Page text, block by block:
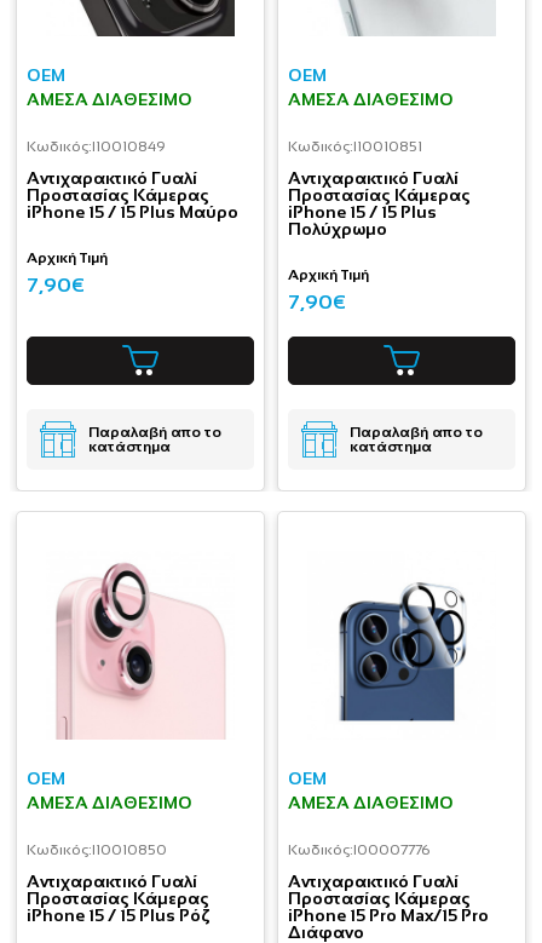
OEM
ΆΜΕΣΑ ΔΙΑΘΈΣΙΜΟ
Κωδικός:I10010849
Aντιχαρακτικό Γυαλί
Προστασίας Κάμερας
iPhone 15 / 15 Plus Μαύρο
Αρχική Τιμή
7,90€
Παραλαβή απο το
κατάστημα
OEM
ΆΜΕΣΑ ΔΙΑΘΈΣΙΜΟ
Κωδικός:I10010851
Aντιχαρακτικό Γυαλί
Προστασίας Κάμερας
iPhone 15 / 15 Plus
Πολύχρωμο
Αρχική Τιμή
7,90€
Παραλαβή απο το
κατάστημα
OEM
ΆΜΕΣΑ ΔΙΑΘΈΣΙΜΟ
Κωδικός:I10010850
Aντιχαρακτικό Γυαλί
Προστασίας Κάμερας
iPhone 15 / 15 Plus Ρόζ
OEM
ΆΜΕΣΑ ΔΙΑΘΈΣΙΜΟ
Κωδικός:I00007776
Aντιχαρακτικό Γυαλί
Προστασίας Κάμερας
iPhone 15 Pro Max/15 Pro
Διάφανο